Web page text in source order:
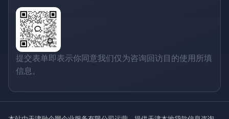
提交表单即表示你同意我们仅为咨询回访目的使用所填
信息。